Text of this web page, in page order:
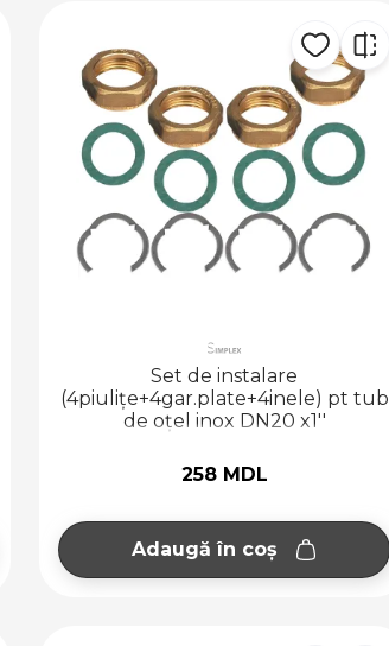
Set de instalare
(4piulițe+4gar.plate+4inele) pt tub
de oțel inox DN20 x1''
258 MDL
Adaugă în coș